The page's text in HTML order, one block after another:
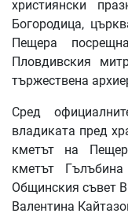
християнски
Богородица,
Пещера
Пловдивския
тържествена
Сред
владиката пред
кметът на
кметът
Общинския съвет
Валентина